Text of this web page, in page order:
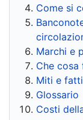
Come si
Marchi e
Che cosa
Miti e fatti
Glossario
Costi